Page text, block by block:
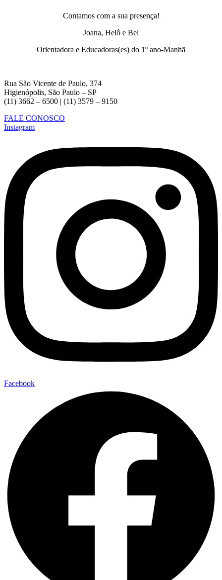
Contamos com a sua presença!
Joana, Helô e Bel
Orientadora e Educadoras(es) do 1º ano-Manhã
Rua São Vicente de Paulo, 374
Higienópolis, São Paulo – SP
(11) 3662 – 6500 | (11) 3579 – 9150
FALE CONOSCO
Instagram
Facebook